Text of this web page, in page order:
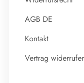
AGB DE
Kontakt
Vertrag